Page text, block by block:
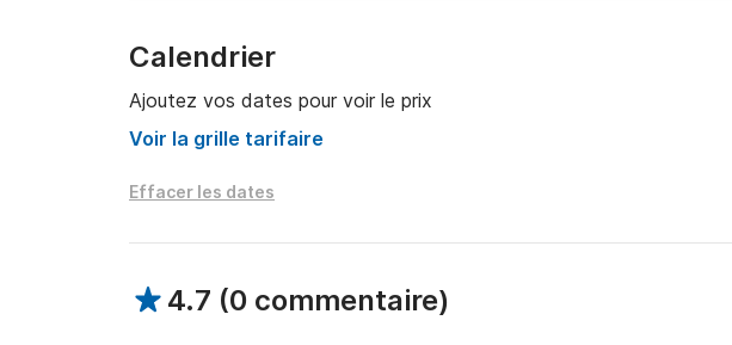
Calendrier
Ajoutez vos dates pour voir le prix
Voir la grille tarifaire
Effacer les dates
4.7 (0 commentaire)